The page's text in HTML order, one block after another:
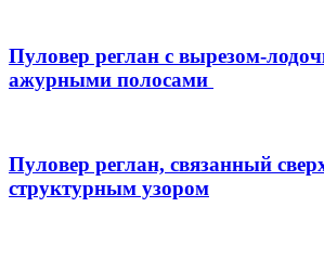
Пуловер реглан с вырезом-
ажурными полосами
Пуловер реглан, связанный
структурным узором